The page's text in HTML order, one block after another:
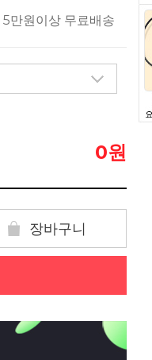
만원이상 무료배송
0원
장바구니